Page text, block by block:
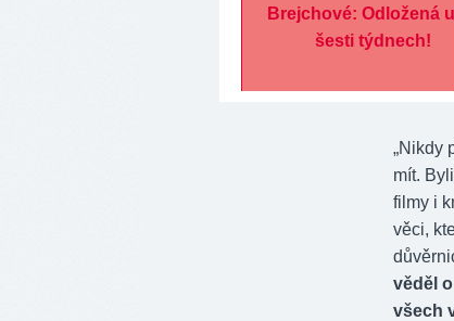
„Nikdy
mít.
filmy i
věci,
věděl
všech